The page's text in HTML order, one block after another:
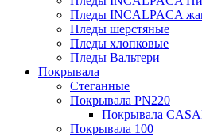
Пледы INCALPACA
Пледы шерстяные
Пледы хлопковые
Пледы Вальтери
Покрывала
Стеганные
Покрывала PN220
Покрывала
Покрывала 100